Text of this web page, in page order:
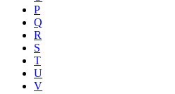
P
Q
R
S
T
U
V